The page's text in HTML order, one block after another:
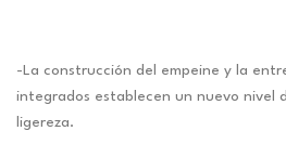
-La construcción del empeine y la
integrados establecen un nuevo nivel
ligereza.